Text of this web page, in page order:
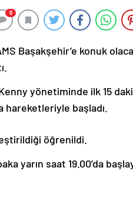
0
Başakşehir’e konuk
yönetiminde ilk 15
hareketleriyle başladı.
öğrenildi.
yarın saat 19.00’da